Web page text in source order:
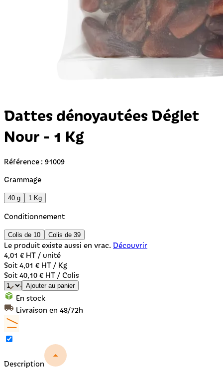
Dattes dénoyautées Déglet
Nour - 1 Kg
Référence : 91009
Grammage
40 g 1 Kg
Conditionnement
Colis de 10 Colis de 39
Le produit existe aussi en vrac. Découvrir
4,01 € HT / unité
Soit 4,01 € HT / Kg
Soit 40,10 € HT / Colis
Ajouter au panier
En stock
Livraison en 48/72h
Description